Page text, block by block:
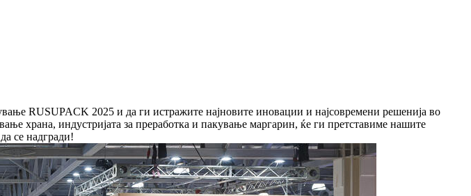
RUSUPACK 2025 и да ги истражите најновите иновации и најсовремени решенија во
храна, индустријата за преработка и пакување маргарин, ќе ги претставиме нашите
се надгради!